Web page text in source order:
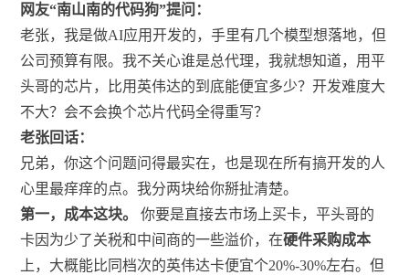
网友“南山南的代码狗”提问：
老张，我是做AI应用开发的，手里有几个模型想落地，但
公司预算有限。我不关心谁是总代理，我就想知道，用平
头哥的芯片，比用英伟达的到底能便宜多少？开发难度大
不大？会不会换个芯片代码全得重写？
老张回话：
兄弟，你这个问题问得最实在，也是现在所有搞开发的人
心里最痒痒的点。我分两块给你掰扯清楚。
第一，成本这块。
你要是直接去市场上买卡，平头哥的
卡因为少了关税和中间商的一些溢价，在硬件采购成本
上，大概能比同档次的英伟达卡便宜个20%-30%左右。但